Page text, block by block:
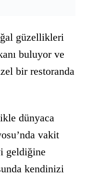
güzellikleri
buluyor ve
bir restoranda
dünyaca
vakit
geldiğine
kendinizi